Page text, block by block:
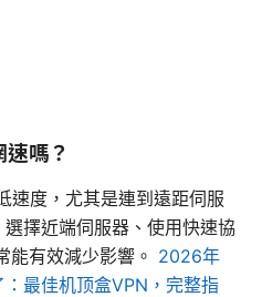
嗎？
速度，尤其是連到遠距伺服
擇近端伺服器、使用快速協
有效減少影響。 2026年
最佳机顶盒VPN，完整指